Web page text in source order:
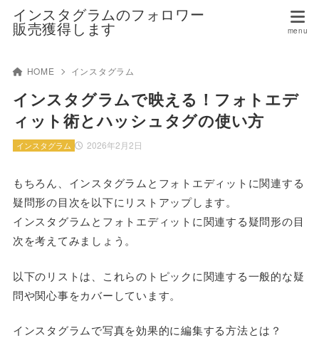
インスタグラムのフォロワー
販売獲得します
HOME インスタグラム
インスタグラムで映える！フォトエデ
ィット術とハッシュタグの使い方
2026年2月2日
インスタグラム
もちろん、インスタグラムとフォトエディットに関連する
疑問形の目次を以下にリストアップします。
インスタグラムとフォトエディットに関連する疑問形の目
次を考えてみましょう。
以下のリストは、これらのトピックに関連する一般的な疑
問や関心事をカバーしています。
インスタグラムで写真を効果的に編集する方法とは？